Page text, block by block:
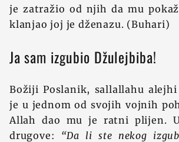
je zatražio od njih da mu
klanjao joj je dženazu. (Buhari)
Ja sam izgubio Džulejbiba!
Božiji Poslanik, sallallahu
je u jednom od svojih vojnih
Allah dao mu je ratni plijen.
drugove:
“Da li ste nekog